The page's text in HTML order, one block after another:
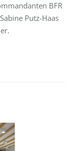
BFR
Putz-Haas